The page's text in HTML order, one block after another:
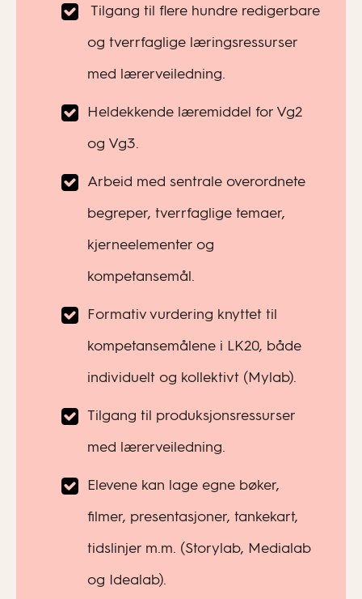
Tilgang til flere hundre redigerbare
og tverrfaglige læringsressurser
med lærerveiledning.
Heldekkende læremiddel for Vg2
og Vg3.
Arbeid med sentrale overordnete
begreper, tverrfaglige temaer,
kjerneelementer og
kompetansemål.
Formativ vurdering knyttet til
kompetansemålene i LK20, både
individuelt og kollektivt (Mylab).
Tilgang til produksjonsressurser
med lærerveiledning.
Elevene kan lage egne bøker,
filmer, presentasjoner, tankekart,
tidslinjer m.m. (Storylab, Medialab
og Idealab).